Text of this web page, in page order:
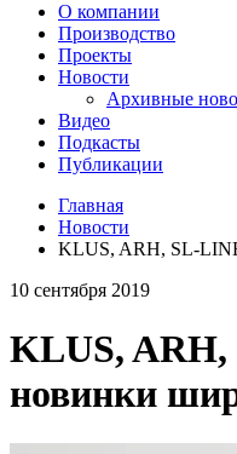
О компании
Производство
Проекты
Новости
Архивные
Видео
Подкасты
Публикации
Главная
Новости
KLUS, ARH, SL-
10 сентября 2019
KLUS,
новинки